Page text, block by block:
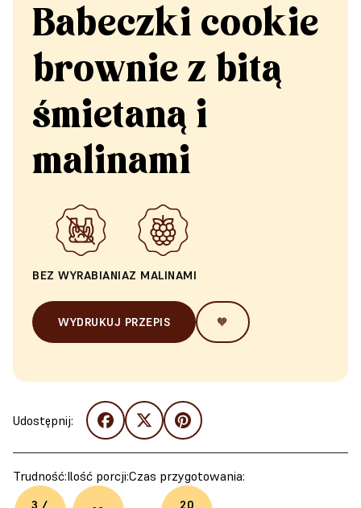
Babeczki cookie
brownie z bitą
śmietaną i
malinami
BEZ WYRABIANIAZ MALINAMI
WYDRUKUJ PRZEPIS 🧡
Udostępnij:
Trudność:
3 /
Ilość porcji:Czas przygotowania:
20